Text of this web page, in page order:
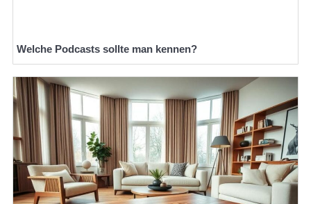
Welche Podcasts sollte man kennen?